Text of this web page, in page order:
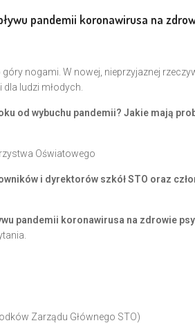
pandemii koronawirusa na
nogami. W nowej, nieprzyjaznej
ludzi młodych.
od wybuchu pandemii? Jakie mają
Oświatowego
i dyrektorów szkółSTO oraz
pandemii koronawirusa na zdrowie
Zarządu Głównego STO)